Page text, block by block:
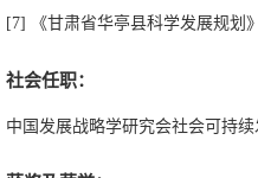
[7] 《甘肃省华亭县科学发展规划
社会任职：
中国发展战略学研究会社会可持